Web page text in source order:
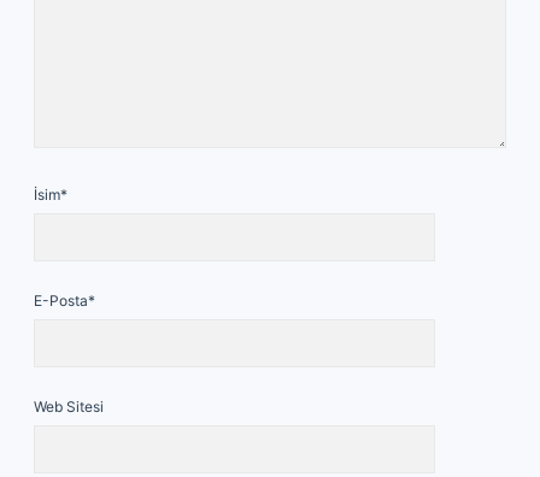
İsim*
E-Posta*
Web Sitesi